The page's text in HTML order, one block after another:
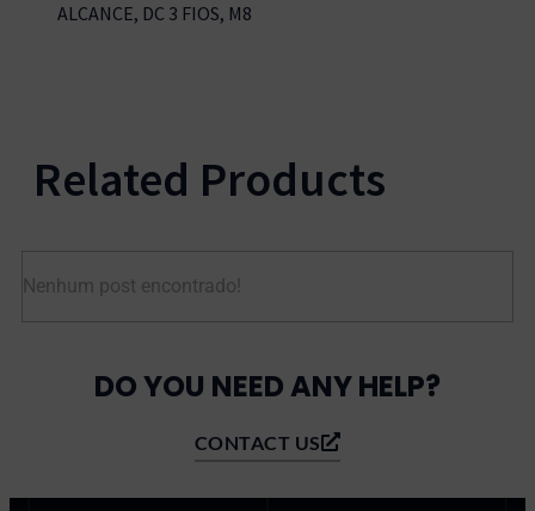
ALCANCE, DC 3 FIOS, M8
Related Products
Nenhum post encontrado!
DO YOU NEED ANY HELP?
CONTACT US